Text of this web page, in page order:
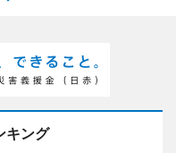
キング